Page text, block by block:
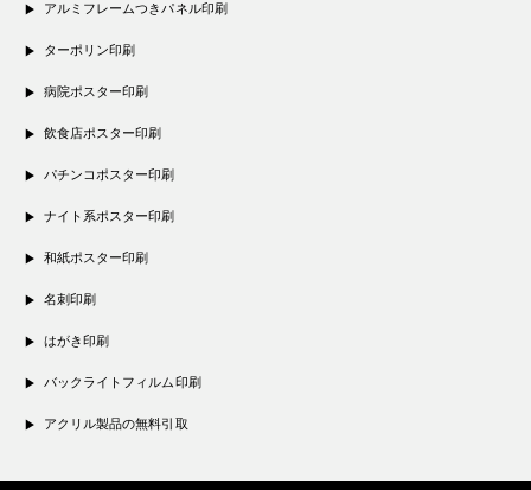
アルミフレームつきパネル印刷
ターポリン印刷
病院ポスター印刷
飲食店ポスター印刷
パチンコポスター印刷
ナイト系ポスター印刷
和紙ポスター印刷
名刺印刷
はがき印刷
バックライトフィルム印刷
アクリル製品の無料引取